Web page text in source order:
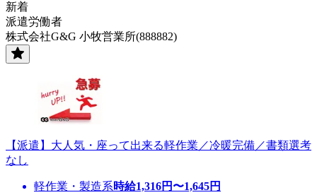
新着
派遣労働者
株式会社G&G 小牧営業所(888882)
【派遣】大人気・座って出来る軽作業／冷暖完備／書類選考
なし
軽作業・製造系時給1,316円〜1,645円